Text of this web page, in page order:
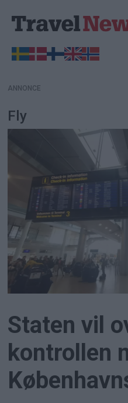
ANNONCE
Fly
Staten vil
kontrollen